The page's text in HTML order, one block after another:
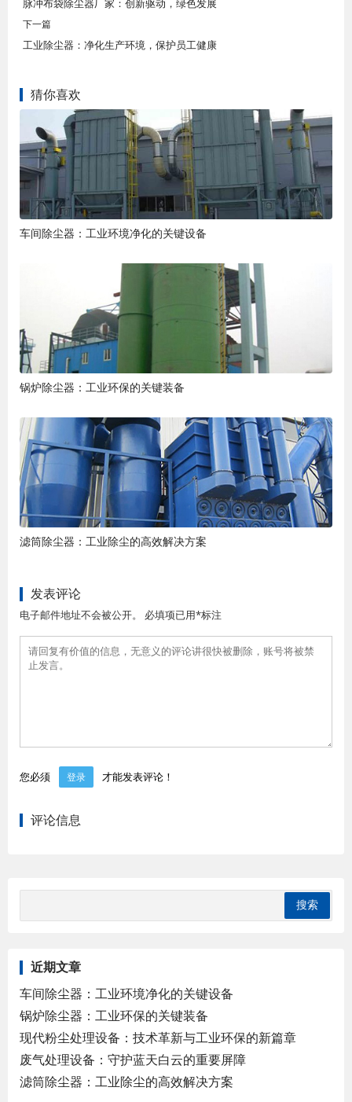
脉冲布袋除尘器厂家：创新驱动，绿色发展
下一篇
工业除尘器：净化生产环境，保护员工健康
猜你喜欢
车间除尘器：工业环境净化的关键设备
锅炉除尘器：工业环保的关键装备
滤筒除尘器：工业除尘的高效解决方案
发表评论
电子邮件地址不会被公开。 必填项已用*标注
您必须 登录 才能发表评论！
评论信息
近期文章
车间除尘器：工业环境净化的关键设备
锅炉除尘器：工业环保的关键装备
现代粉尘处理设备：技术革新与工业环保的新篇章
废气处理设备：守护蓝天白云的重要屏障
滤筒除尘器：工业除尘的高效解决方案